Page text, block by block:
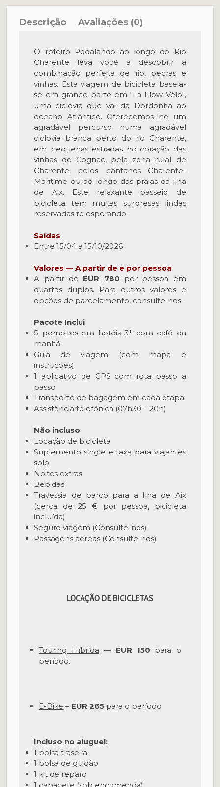
Descrição Avaliações (0)
O roteiro Pedalando ao longo do Rio
Charente leva você a descobrir a
combinação perfeita de rio, pedras e
vinhas. Esta viagem de bicicleta baseia-
se em grande parte em “La Flow Vélo“,
uma ciclovia que vai da Dordonha ao
oceano Atlântico. Oferecemos-lhe um
agradável percurso numa agradável
ciclovia branca perto do rio Charente,
em pequenas estradas no coração das
vinhas de Cognac, pela zona rural de
Charente, pelos pântanos Charente-
Maritime ou ao longo das praias da ilha
de Aix. Este relaxante passeio de
bicicleta tem muitas surpresas lindas
reservadas te esperando.
Saídas
Entre 15/04 a 15/10/2026
Valores — A partir de e por pessoa
A partir de EUR 780 por pessoa em
quartos duplos. Para outros valores e
opções de parcelamento, consulte-nos.
Pacote Inclui
5 pernoites em hotéis 3* com café da
manhã
Guia de viagem (com mapa e
instruções)
1 aplicativo de GPS com rota passo a
passo
Transporte de bagagem em cada etapa
Assistência telefônica (07h30 – 20h)
Não incluso
Locação de bicicleta
Suplemento single e taxa para viajantes
solo
Noites extras
Bebidas
Travessia de barco para a Ilha de Aix
(cerca de 25 € por pessoa, bicicleta
incluída)
Seguro viagem (Consulte-nos)
Passagens aéreas (Consulte-nos)
LOCAÇÃO DE BICICLETAS
Touring Híbrida — EUR 150 para o
período.
E-Bike – EUR 265 para o período
Incluso no aluguel:
1 bolsa traseira
1 bolsa de guidão
1 kit de reparo
1 capacete (sob encomenda)